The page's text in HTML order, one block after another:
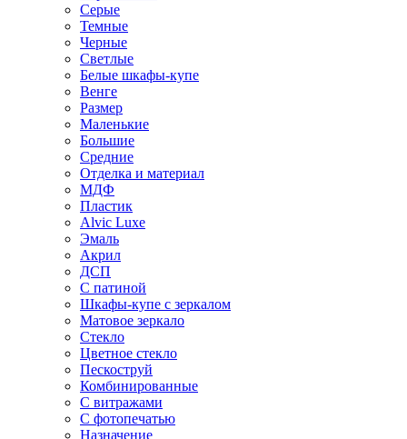
Серые
Темные
Черные
Светлые
Белые шкафы-купе
Венге
Размер
Маленькие
Большие
Средние
Отделка и материал
МДФ
Пластик
Alvic Luxe
Эмаль
Акрил
ДСП
С патиной
Шкафы-купе с зеркалом
Матовое зеркало
Стекло
Цветное стекло
Пескоструй
Комбинированные
С витражами
С фотопечатью
Назначение